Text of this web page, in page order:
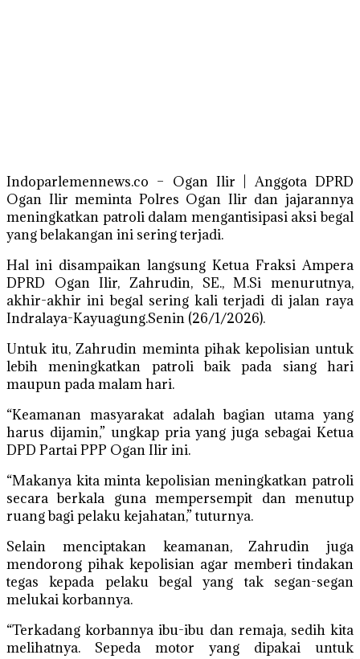
Indoparlemennews.co – Ogan Ilir | Anggota DPRD
Ogan Ilir meminta Polres Ogan Ilir dan jajarannya
meningkatkan patroli dalam mengantisipasi aksi begal
yang belakangan ini sering terjadi.
Hal ini disampaikan langsung Ketua Fraksi Ampera
DPRD Ogan Ilir, Zahrudin, SE., M.Si menurutnya,
akhir-akhir ini begal sering kali terjadi di jalan raya
Indralaya-Kayuagung.Senin (26/1/2026).
Untuk itu, Zahrudin meminta pihak kepolisian untuk
lebih meningkatkan patroli baik pada siang hari
maupun pada malam hari.
“Keamanan masyarakat adalah bagian utama yang
harus dijamin,” ungkap pria yang juga sebagai Ketua
DPD Partai PPP Ogan Ilir ini.
“Makanya kita minta kepolisian meningkatkan patroli
secara berkala guna mempersempit dan menutup
ruang bagi pelaku kejahatan,” tuturnya.
Selain menciptakan keamanan, Zahrudin juga
mendorong pihak kepolisian agar memberi tindakan
tegas kepada pelaku begal yang tak segan-segan
melukai korbannya.
“Terkadang korbannya ibu-ibu dan remaja, sedih kita
melihatnya. Sepeda motor yang dipakai untuk